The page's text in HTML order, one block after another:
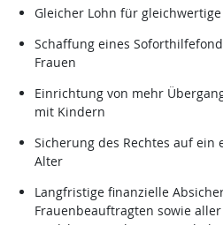
Gleicher Lohn für
Schaffung eines
Frauen
Einrichtung von mehr
mit Kindern
Sicherung des Rechtes auf ein
Alter
Langfristige finanzielle
Frauenbeauftragten sowie